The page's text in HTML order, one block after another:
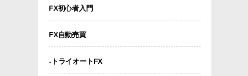
FX初心者入門
FX自動売買
-トライオートFX